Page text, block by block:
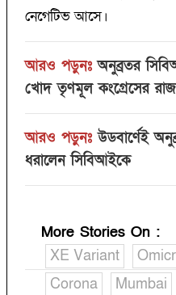
নেগেটিভ আসে।
আরও পড়ুনঃ অনুব্রতর
খোদ তৃণমূল কংগ্রেসের
আরও পড়ুনঃ উডবার্ণেই
ধরালেন সিবিআইকে
More Stories On :
XE Variant
Corona
Mumbai